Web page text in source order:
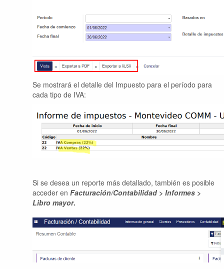
Se mostrará el detalle del Impuesto para el período para
cada tipo de IVA:
Si se desea un reporte más detallado, también es posible
acceder en Facturación/Contabilidad > Informes >
Libro mayor.